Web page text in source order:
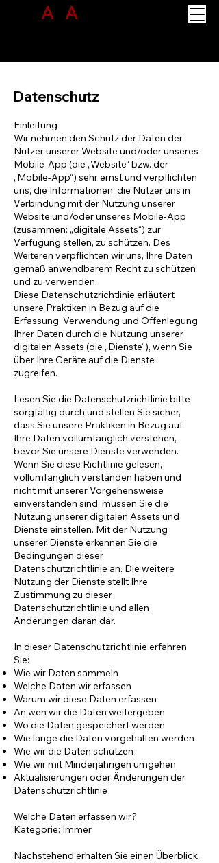
AB ACUS
Datenschutz
Einleitung
Wir nehmen den Schutz der Daten der
Nutzer unserer Website und/oder unseres
Mobile-App (die „Website“ bzw. der
„Mobile-App“) sehr ernst und verpflichten
uns, die Informationen, die Nutzer uns in
Verbindung mit der Nutzung unserer
Website und/oder unseres Mobile-App
(zusammen: „digitale Assets“) zur
Verfügung stellen, zu schützen. Des
Weiteren verpflichten wir uns, Ihre Daten
gemäß anwendbarem Recht zu schützen
und zu verwenden.
Diese Datenschutzrichtlinie erläutert
unsere Praktiken in Bezug auf die
Erfassung, Verwendung und Offenlegung
Ihrer Daten durch die Nutzung unserer
digitalen Assets (die „Dienste“), wenn Sie
über Ihre Geräte auf die Dienste
zugreifen.
Lesen Sie die Datenschutzrichtlinie bitte
sorgfältig durch und stellen Sie sicher,
dass Sie unsere Praktiken in Bezug auf
Ihre Daten vollumfänglich verstehen,
bevor Sie unsere Dienste verwenden.
Wenn Sie diese Richtlinie gelesen,
vollumfänglich verstanden haben und
nicht mit unserer Vorgehensweise
einverstanden sind, müssen Sie die
Nutzung unserer digitalen Assets und
Dienste einstellen. Mit der Nutzung
unserer Dienste erkennen Sie die
Bedingungen dieser
Datenschutzrichtlinie an. Die weitere
Nutzung der Dienste stellt Ihre
Zustimmung zu dieser
Datenschutzrichtlinie und allen
Änderungen daran dar.
In dieser Datenschutzrichtlinie erfahren
Sie:
Wie wir Daten sammeln
Welche Daten wir erfassen
Warum wir diese Daten erfassen
An wen wir die Daten weitergeben
Wo die Daten gespeichert werden
Wie lange die Daten vorgehalten werden
Wie wir die Daten schützen
Wie wir mit Minderjährigen umgehen
Aktualisierungen oder Änderungen der
Datenschutzrichtlinie
Welche Daten erfassen wir?
Kategorie: Immer
Nachstehend erhalten Sie einen Überblick